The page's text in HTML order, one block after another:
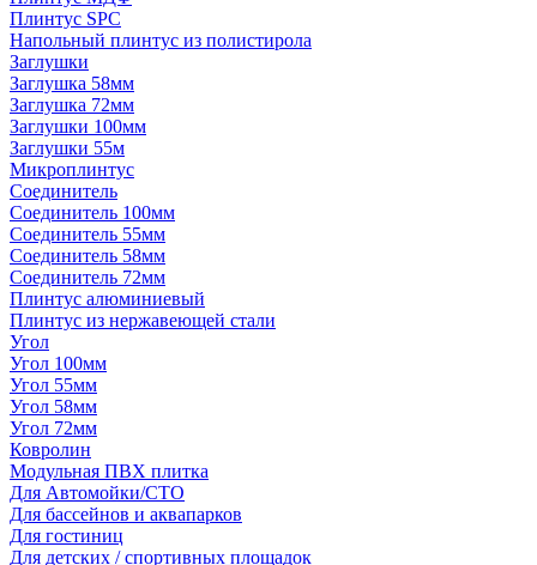
Плинтус SPC
Напольный плинтус из полистирола
Заглушки
Заглушка 58мм
Заглушка 72мм
Заглушки 100мм
Заглушки 55м
Микроплинтус
Соединитель
Соединитель 100мм
Соединитель 55мм
Соединитель 58мм
Соединитель 72мм
Плинтус алюминиевый
Плинтус из нержавеющей стали
Угол
Угол 100мм
Угол 55мм
Угол 58мм
Угол 72мм
Ковролин
Модульная ПВХ плитка
Для Автомойки/СТО
Для бассейнов и аквапарков
Для гостиниц
Для детских / спортивных площадок